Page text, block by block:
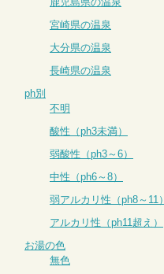
宮崎県の温泉
大分県の温泉
長崎県の温泉
ph別
不明
酸性（ph3未満）
弱酸性（ph3～6）
中性（ph6～8）
弱アルカリ性（ph8～11）
アルカリ性（ph11超え）
お湯の色
無色